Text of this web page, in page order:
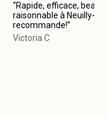
“Rapide, efficace, beau
raisonnable à Neuilly-
recommande!”
Victoria C